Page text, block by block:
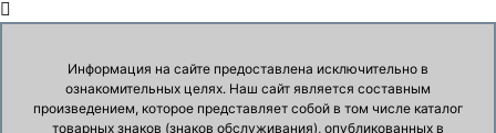
Информация на сайте предоставлена исключительно в
ознакомительных целях. Наш сайт является составным
произведением, которое представляет собой в том числе каталог
товарных знаков (знаков обслуживания), опубликованных в